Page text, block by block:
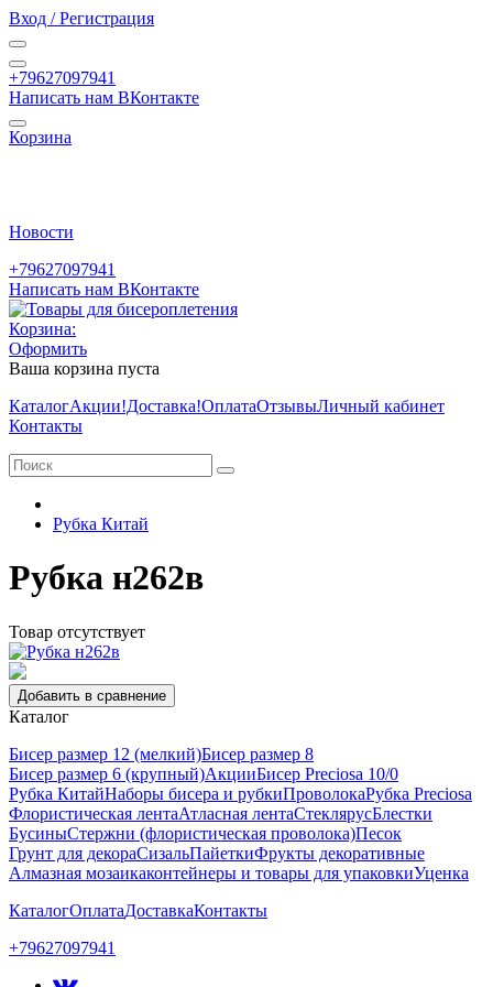
Вход / Регистрация
+79627097941
Написать нам ВКонтакте
Корзина
Новости
+79627097941
Написать нам ВКонтакте
Корзина:
Оформить
Ваша корзина пуста
КаталогАкции!Доставка!ОплатаОтзывыЛичный кабинет
Контакты
Рубка Китай
Рубка н262в
Товар отсутствует
Добавить в сравнение
Каталог
Бисер размер 12 (мелкий)Бисер размер 8
Бисер размер 6 (крупный)АкцииБисер Preciosa 10/0
Рубка КитайНаборы бисера и рубкиПроволокаРубка Preciosa
Флористическая лентаАтласная лентаСтеклярусБлестки
БусиныСтержни (флористическая проволока)Песок
Грунт для декораСизальПайеткиФрукты декоративные
Алмазная мозаикаконтейнеры и товары для упаковкиУценка
КаталогОплатаДоставкаКонтакты
+79627097941